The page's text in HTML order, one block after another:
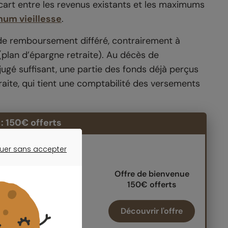
entre les revenus existants et les maximums
vieillesse.
remboursement différé, contrairement à
d’épargne retraite). Au décès de
suffisant, une partie des fonds déjà perçus
qui tient une comptabilité des versements
150€ offerts
Offre de bienvenue
150€ offerts
Découvrir l'offre
sans accepter